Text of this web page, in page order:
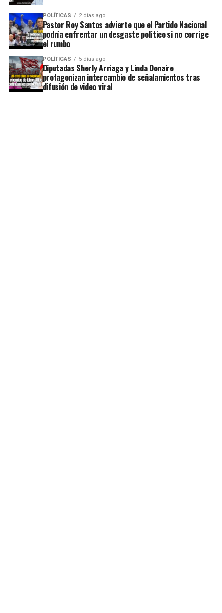
POLÍTICAS 2 días ago
Pastor Roy Santos advierte que el Partido Nacional
podría enfrentar un desgaste político si no corrige
el rumbo
POLÍTICAS 5 días ago
Diputadas Sherly Arriaga y Linda Donaire
protagonizan intercambio de señalamientos tras
difusión de video viral